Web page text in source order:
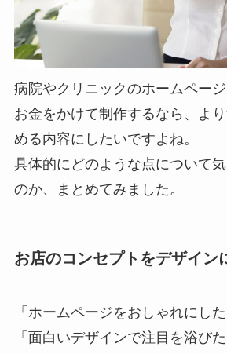
病院やクリニックのホームページ
お金をかけて制作するなら、よ
める内容にしたいですよね。
具体的にどのような点について
のか、まとめてみました。
お店のコンセプトをデザイン
「ホームページをおしゃれにした
「面白いデザインで注目を浴びた